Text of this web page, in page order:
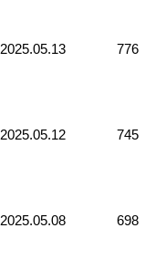
2025.05.13 776
2025.05.12 745
2025.05.08 698